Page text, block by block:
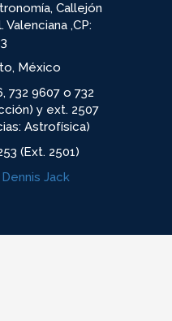
Callejón
,CP:
México
732 9607 o 732
y ext. 2507
Astrofísica)
(Ext. 2501)
Dennis Jack